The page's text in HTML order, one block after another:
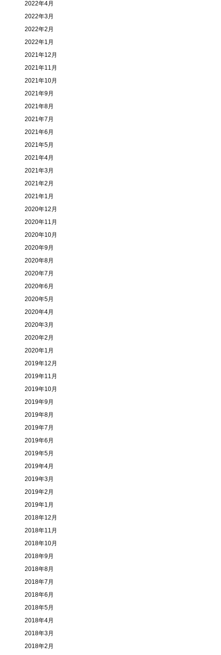
2022年4月
2022年3月
2022年2月
2022年1月
2021年12月
2021年11月
2021年10月
2021年9月
2021年8月
2021年7月
2021年6月
2021年5月
2021年4月
2021年3月
2021年2月
2021年1月
2020年12月
2020年11月
2020年10月
2020年9月
2020年8月
2020年7月
2020年6月
2020年5月
2020年4月
2020年3月
2020年2月
2020年1月
2019年12月
2019年11月
2019年10月
2019年9月
2019年8月
2019年7月
2019年6月
2019年5月
2019年4月
2019年3月
2019年2月
2019年1月
2018年12月
2018年11月
2018年10月
2018年9月
2018年8月
2018年7月
2018年6月
2018年5月
2018年4月
2018年3月
2018年2月